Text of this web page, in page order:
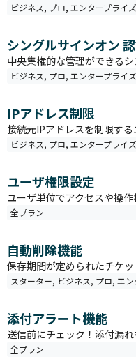
ビジネス, プロ, エンタープライズ
シングルサインオン
中央集権的な管理ができる
ビジネス, プロ, エンタープライズ
IPアドレス制限
接続元IPアドレスを制限す
ビジネス, プロ, エンタープライズ
ユーザ権限設定
ユーザ単位でアクセスや操
全プラン
自動削除機能
保存期間が定められたチケ
スターター, ビジネス, プロ, エン
添付アラート機能
送信前にチェック！添付漏
全プラン